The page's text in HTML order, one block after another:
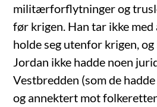
militærforflytninger og
før krigen. Han tar ikke med
holde seg utenfor krigen,
Jordan ikke hadde noen
Vestbredden (som de
og annektert mot